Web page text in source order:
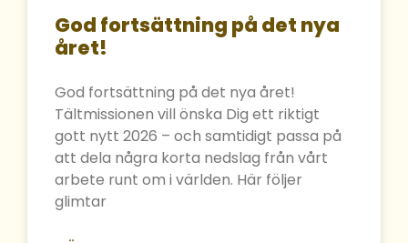
God fortsättning på det nya
året!
God fortsättning på det nya året!
Tältmissionen vill önska Dig ett riktigt
gott nytt 2026 – och samtidigt passa på
att dela några korta nedslag från vårt
arbete runt om i världen. Här följer
glimtar